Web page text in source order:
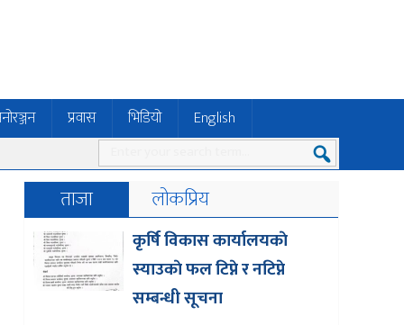
प्रवास भिडियो English
ताजा लोकप्रिय
कृर्षि विकास कार्यालयकाे
स्याउकाे फल टिप्ने र नटिप्ने
सम्बन्धी सूचना